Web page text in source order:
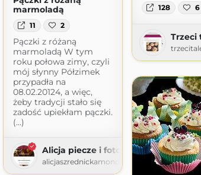
128 6
Trzeci
marmoladą
11 2
Pączki z różaną
marmoladą W tym
roku połowa zimy, czyli
mój słynny Półzimek
przypadła na
08.02.20124, a więc,
żeby tradycji stało się
zadość upiekłam pączki.
(...)
Alicja piecze i fotografuje
alicjaszrednickamondr.wordpress.com